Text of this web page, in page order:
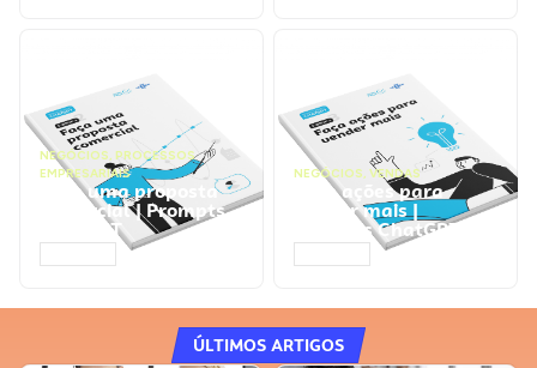
NEGÓCIOS, PROCESSOS
EMPRESARIAIS
Faça uma proposta
comercial | Prompts
ChatGPT
NEGÓCIOS, VENDAS
Faça ações para
vender mais |
Prompts ChatGPT
ÚLTIMOS ARTIGOS